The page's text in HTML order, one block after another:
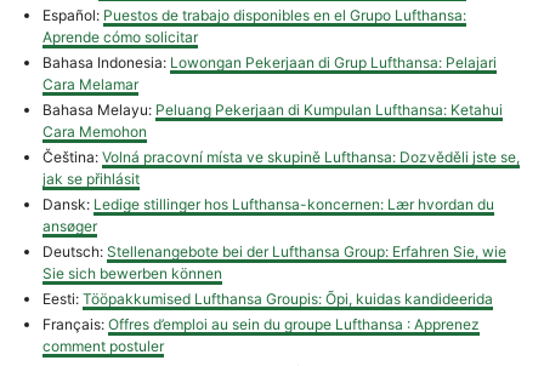
Español: Puestos de trabajo disponibles en el Grupo Lufthansa:
Aprende cómo solicitar
Bahasa Indonesia: Lowongan Pekerjaan di Grup Lufthansa: Pelajari
Cara Melamar
Bahasa Melayu: Peluang Pekerjaan di Kumpulan Lufthansa: Ketahui
Cara Memohon
Čeština: Volná pracovní místa ve skupině Lufthansa: Dozvěděli jste se,
jak se přihlásit
Dansk: Ledige stillinger hos Lufthansa-koncernen: Lær hvordan du
ansøger
Deutsch: Stellenangebote bei der Lufthansa Group: Erfahren Sie, wie
Sie sich bewerben können
Eesti: Tööpakkumised Lufthansa Groupis: Õpi, kuidas kandideerida
Français: Offres d’emploi au sein du groupe Lufthansa : Apprenez
comment postuler